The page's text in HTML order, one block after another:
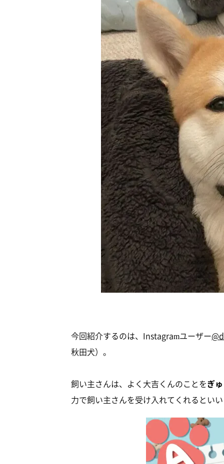
今回紹介するのは、Instagramユーザー
秋田犬）。
飼い主さんは、よく大吉くんのことをぎ
力で飼い主さんを受け入れてくれるとい